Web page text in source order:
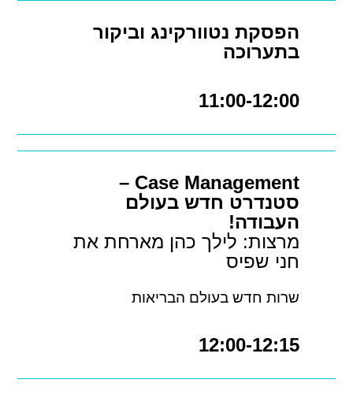
הפסקת נטוורקינג וביקור
בתערוכה
11:00-12:00
Case Management
–
סטנדרט חדש בעולם
העבודה!
מרצות: לילך כהן מארחת את
חני שפיס
שרות חדש בעולם הבריאות
12:00-12:15